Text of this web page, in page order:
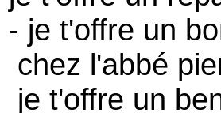
- je t'offre un
chez l'abbé
je t'offre un